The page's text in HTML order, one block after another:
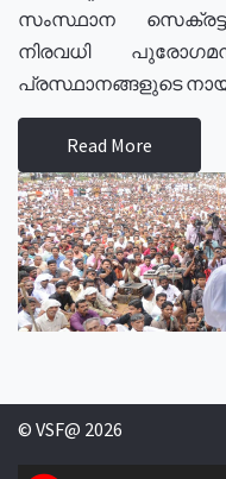
സംസ്ഥാന
നിരവധി
പ്രസ്ഥാനങ്ങളുടെ
Read More
© VSF@ 2026